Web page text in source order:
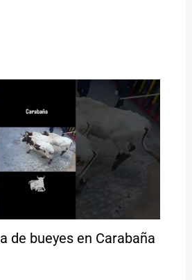
de bueyes en Carabaña